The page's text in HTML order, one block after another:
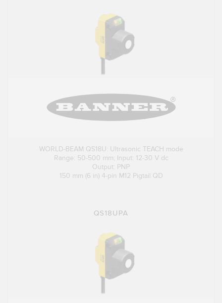
WORLD-BEAM QS18U: Ultrasonic TEACH mode
Range: 50-500 mm; Input: 12-30 V dc
Output: PNP
150 mm (6 in) 4-pin M12 Pigtail QD
QS18UPA